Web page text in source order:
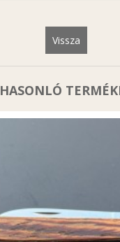
Vissza
HASONLÓ